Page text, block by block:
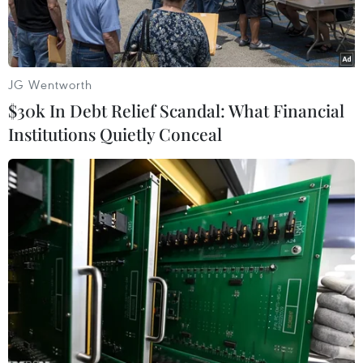
(Ảnh minh họa: Trần Việt/TTXVN)
Đại diện Cục Quản lý và Giám sát Bảo hiểm (Bộ
Tài chính) vừa có buổi làm việc với lãnh đạo Ủy
ban Nhân dân các tỉnh Hà Tĩnh và Bình Dương
về tình hình thiệt hại của các doanh nghiệp trên
địa bàn.
JG Wentworth
$30k In Debt Relief Scandal: What Financial
Institutions Quietly Conceal